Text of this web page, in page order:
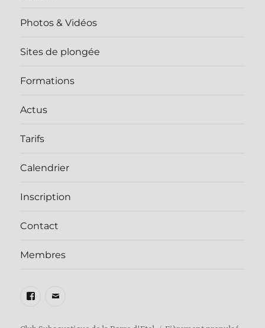
Photos & Vidéos
Sites de plongée
Formations
Actus
Tarifs
Calendrier
Inscription
Contact
Membres
Facebook